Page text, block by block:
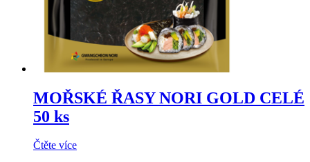
MOŘSKÉ ŘASY NORI GOLD CELÉ
50 ks
Čtěte více